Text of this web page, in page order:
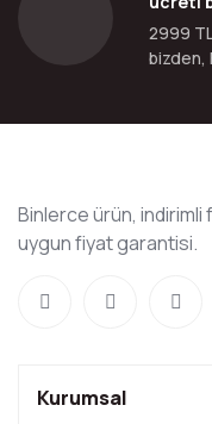
2999
bizden,
Binlerce ürün,
uygun fiyat garantisi.
Kurumsal